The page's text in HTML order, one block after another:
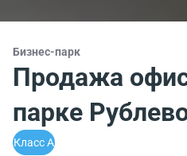
Бизнес-парк
Продажа
парке
Класс A